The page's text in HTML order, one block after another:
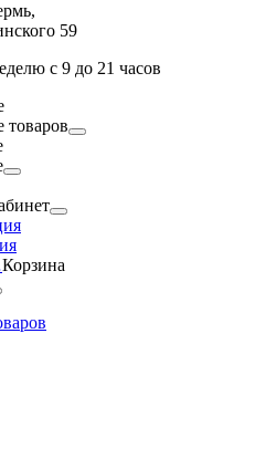
59
с 9 до 21 часов
товаров
Корзина